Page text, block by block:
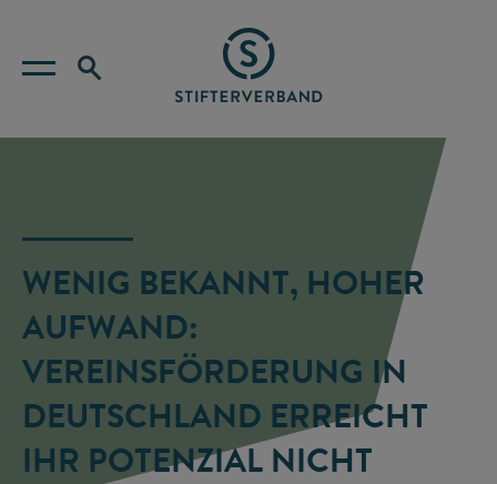
WENIG BEKANNT, HOHER
AUFWAND:
VEREINSFÖRDERUNG IN
DEUTSCHLAND ERREICHT
IHR POTENZIAL NICHT